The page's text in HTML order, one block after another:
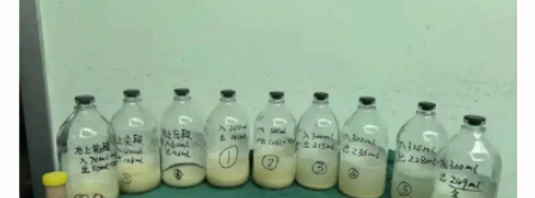
案有關，也並非要幫吳省斯建築師卸責，而是大家都很關心
事情始末和真相，希望藉此事件呼籲相關單位重視建築師的
執業困境、促進改革，不希望再有類似的憾事發生。因此共
提出5大訴求：一、應明確定義建築師之「專業責任」；
二、儘速建立「專業保險制度」，分攤建築師風險；三、建
築法規系統化、A|化，讓重要法規不漏接；四、整合與淘汰
過時法規；五、明確「審查權責」及「救濟機制」。不過也
暫緩捐血至少1個月。疾管署呼籲，民眾自流行地區返國入
境時如自覺可能感染茲卡病毒，應主動聯繫機場檢疫人員；
返國後兩週內如有不適，應儘速就醫並告知旅遊史；醫療院
所如遇有疑似個案，應詢問旅遊活動史並依法通報，以降低
疫情風險。
血，第二次發作更是二度出血，情況相當危急，父親甚至一
度焦慮到在老家看見余皓然的幻影。由於開腦手術風險極
高，她轉往榮總接受加馬刀治療，兩年後追蹤確認血塊已完
全萎縮。醫師曾告知父親，即使救回性命，也可能半身癱
瘓，所幸如今僅留下單側耳朵聽力較弱的後遺症，讓她感嘆
自己十分幸運。今年適逢與丈夫王中平結婚30周年，余皓然
推出新書《余皓然寫給妳的女人真心話》，以30道料理搭配